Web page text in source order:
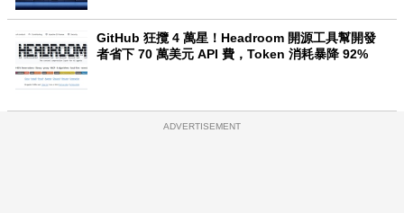
GitHub 狂攬 4 萬星！Headroom 開源工具幫開發
者省下 70 萬美元 API 費，Token 消耗暴降 92%
ADVERTISEMENT